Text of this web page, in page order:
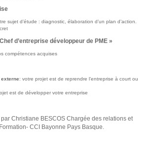
sujet d’étude : diagnostic, élaboration d’un plan d’action.
d’entreprise développeur de PME »
compétences acquises
externe: votre projet est de reprendre l’entreprise à court ou
est de développer votre entreprise
Christiane BESCOS Chargée des relations et
CCI Bayonne Pays Basque.